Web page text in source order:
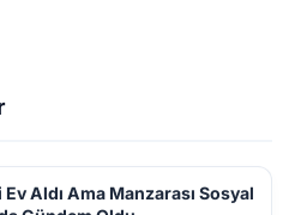
Ev Aldı Ama Manzarası Sosyal